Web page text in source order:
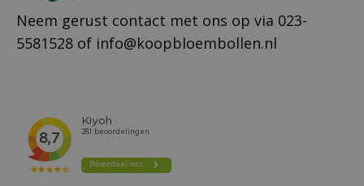
Neem gerust contact met ons op via 023-
5581528 of info@koopbloembollen.nl